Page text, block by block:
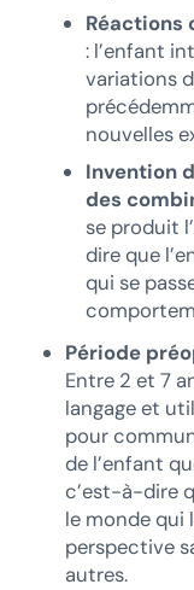
: l’enfant
variations
nouvelles
Invention
des
se produit
dire que
qui se
Période
Entre 2 et 7
langage et
pour
de l’enfant
c’est-à-dire
le monde qui
perspective
autres.